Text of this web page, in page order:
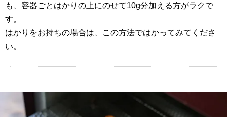
も、容器ごとはかりの上にのせて10g分加える方がラクで
す。
はかりをお持ちの場合は、この方法ではかってみてくださ
い。